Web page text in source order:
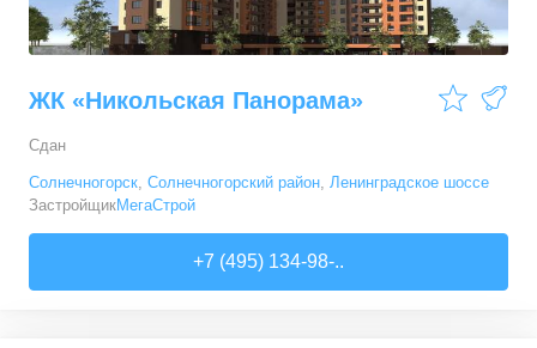
ЖК «Никольская Панорама»
Сдан
Солнечногорск, Солнечногорский район, Ленинградское шоссе
ЗастройщикМегаСтрой
+7 (495) 134-98-..